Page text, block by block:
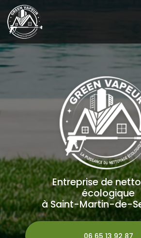
au
contenu
principal
Entreprise de
écologique
à Saint-Martin-de-